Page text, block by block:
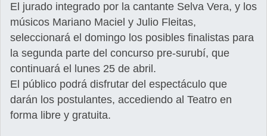
El jurado integrado por la cantante Selva Vera, y los
músicos Mariano Maciel y Julio Fleitas,
seleccionará el domingo los posibles finalistas para
la segunda parte del concurso pre-surubí, que
continuará el lunes 25 de abril.
El público podrá disfrutar del espectáculo que
darán los postulantes, accediendo al Teatro en
forma libre y gratuita.